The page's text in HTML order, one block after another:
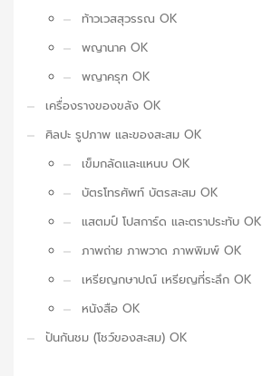
ท้าวเวสสุวรรณ OK
พญานาค OK
พญาครุฑ OK
เครื่องรางของขลัง OK
ศิลปะ รูปภาพ และของสะสม OK
เข็มกลัดและแหนบ OK
บัตรโทรศัพท์ บัตรสะสม OK
แสตมป์ โปสการ์ด และตราประทับ OK
ภาพถ่าย ภาพวาด ภาพพิมพ์ OK
เหรียญกษาปณ์ เหรียญที่ระลึก OK
หนังสือ OK
ปันกันชม (โชว์ของสะสม) OK